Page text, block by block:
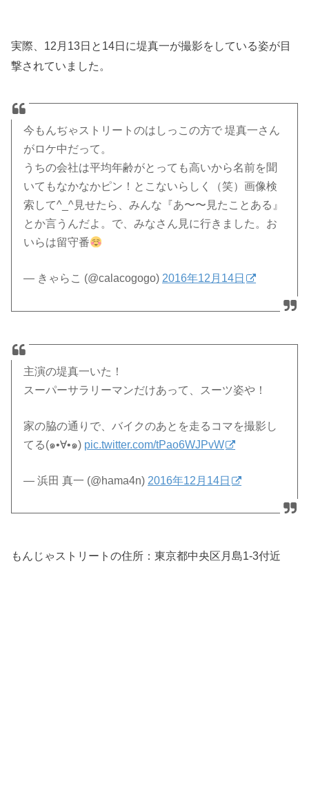
実際、12月13日と14日に堤真一が撮影をしている姿が目
撃されていました。
今もんぢゃストリートのはしっこの方で 堤真一さん
がロケ中だって。
うちの会社は平均年齢がとっても高いから名前を聞
いてもなかなかピン！とこないらしく（笑）画像検
索して^_^見せたら、みんな『あ〜〜見たことある』
とか言うんだよ。で、みなさん見に行きました。お
いらは留守番
— きゃらこ (@calacogogo) 2016年12月14日
主演の堤真一いた！
スーパーサラリーマンだけあって、スーツ姿や！
家の脇の通りで、バイクのあとを走るコマを撮影し
てる(๑•∀•๑) pic.twitter.com/tPao6WJPvW
— 浜田 真一 (@hama4n) 2016年12月14日
もんじゃストリートの住所：東京都中央区月島1-3付近